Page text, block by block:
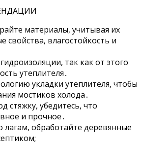
материалы, учитывая их
свойства, влагостойкость и
так как от этого
утеплителя․
укладки утеплителя, чтобы
мостиков холода․
стяжку, убедитесь, что
и прочное․
лагам, обработайте деревянные